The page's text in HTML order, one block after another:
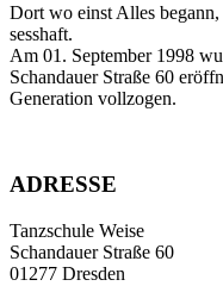
Dort wo einst Alles
sesshaft.
Am 01. September 1998
Schandauer Straße 60
Generation vollzogen.
ADRESSE
Tanzschule Weise
Schandauer Straße 60
01277 Dresden